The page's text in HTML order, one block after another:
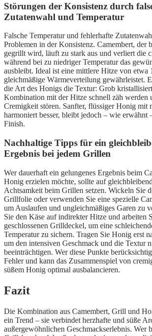
Störungen der Konsistenz durch
Zutatenwahl und Temperatur
Falsche Temperatur und fehlerhafte
Problemen in der Konsistenz. Camembert, der
gegrillt wird, läuft zu stark aus und verliert die
während bei zu niedriger Temperatur das
ausbleibt. Ideal ist eine mittlere Hitze von etwa
gleichmäßige Wärmeverteilung gewährleistet.
die Art des Honigs die Textur: Grob
Kombination mit der Hitze schnell zäh werden
Cremigkeit stören. Sanfter, flüssiger Honig mit
harmoniert besser, bleibt jedoch – wie erwähnt
Finish.
Nachhaltige Tipps für ein
Ergebnis bei jedem Grillen
Wer dauerhaft ein gelungenes Ergebnis beim
Honig erzielen möchte, sollte auf
Achtsamkeit beim Grillen setzen. Wickeln Sie
Grillfolie oder verwenden Sie eine spezielle
um Auslaufen und ungleichmäßiges Garen zu
Sie den Käse auf indirekter Hitze und arbeiten
geschlossenen Grilldeckel, um eine
Temperatur zu sichern. Tragen Sie Honig erst
um den intensiven Geschmack und die Textur
beeinträchtigen. Wer diese Punkte
Fehler und kann das Zusammenspiel von
süßem Honig optimal ausbalancieren.
Fazit
Die Kombination aus Camembert, Grill und
ein Trend – sie verbindet herzhafte und süße
außergewöhnlichen Geschmackserlebnis. Wer